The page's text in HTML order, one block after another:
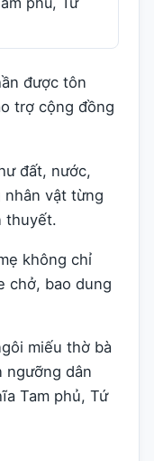
được tôn
trợ cộng đồng
đất, nước,
nhân vật từng
thuyết.
không chỉ
chở, bao dung
miếu thờ bà
ngưỡng dân
Tam phủ, Tứ